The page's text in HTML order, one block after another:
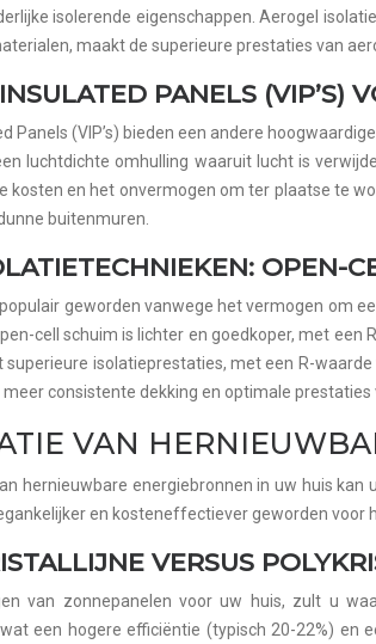
isolerende eigenschappen. Aerogel
maakt de superieure prestaties van
PANELS (VIP’S)
Panels (VIP’s) bieden een andere
luchtdichte omhulling waaruit lucht is
kosten en het onvermogen om ter plaatse te
buitenmuren.
OPEN-
geworden vanwege het vermogen om
cell schuim is lichter en goedkoper, met
superieure isolatieprestaties, met een R-
consistente dekking en optimale prestaties
VAN
hernieuwbare energiebronnen in uw huis
en kosteneffectiever geworden voor
VERSUS
van zonnepanelen voor uw huis, zult u
een hogere efficiëntie (typisch 20-22%) en